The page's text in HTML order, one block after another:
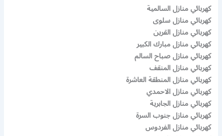
كهربائي منازل السالمية
كهربائي منازل سلوى
كهربائي منازل القرين
كهربائي منازل مبارك الكبير
كهربائي منازل صباح السالم
كهربائي منازل المنقف
كهربائي منازل المنطقة العاشرة
كهربائي منازل الاحمدي
كهربائي منازل الجابرية
كهربائي منازل جنوب السرة
كهربائي منازل الفردوس